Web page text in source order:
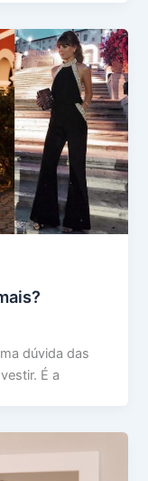
dúvida das
É a